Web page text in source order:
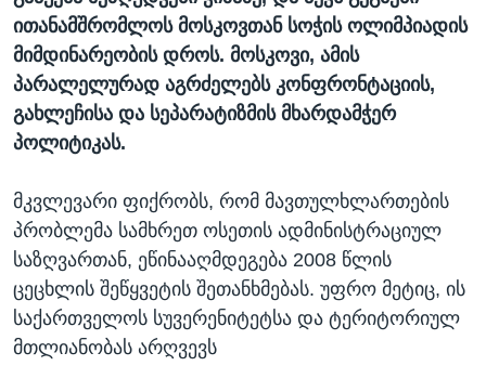
ითანამშრომლოს მოსკოვთან სოჭის ოლიმპიადის
მიმდინარეობის დროს. მოსკოვი, ამის
პარალელურად აგრძელებს კონფრონტაციის,
გახლეჩისა და სეპარატიზმის მხარდამჭერ
პოლიტიკას.
მკვლევარი ფიქრობს, რომ მავთულხლართების
პრობლემა სამხრეთ ოსეთის ადმინისტრაციულ
საზღვართან, ეწინააღმდეგება 2008 წლის
ცეცხლის შეწყვეტის შეთანხმებას. უფრო მეტიც, ის
საქართველოს სუვერენიტეტსა და ტერიტორიულ
მთლიანობას არღვევს